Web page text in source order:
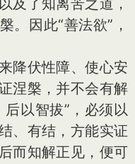
及了知离苦之道，
。因此“善法欲”，
伏性障、使心安
涅槃，并不会有解
以智拔”，必须以
、有结，方能实证
而知解正见，便可